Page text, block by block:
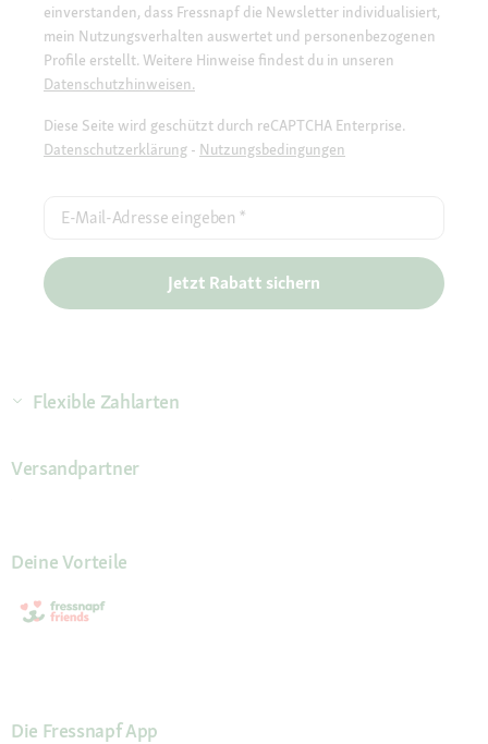
einverstanden, dass Fressnapf die Newsletter individualisiert,
mein Nutzungsverhalten auswertet und personenbezogenen
Profile erstellt. Weitere Hinweise findest du in unseren
Datenschutzhinweisen.
Diese Seite wird geschützt durch reCAPTCHA Enterprise.
Datenschutzerklärung - Nutzungsbedingungen
E-Mail-Adresse eingeben *
Jetzt Rabatt sichern
Flexible Zahlarten
Versandpartner
Deine Vorteile
Die Fressnapf App